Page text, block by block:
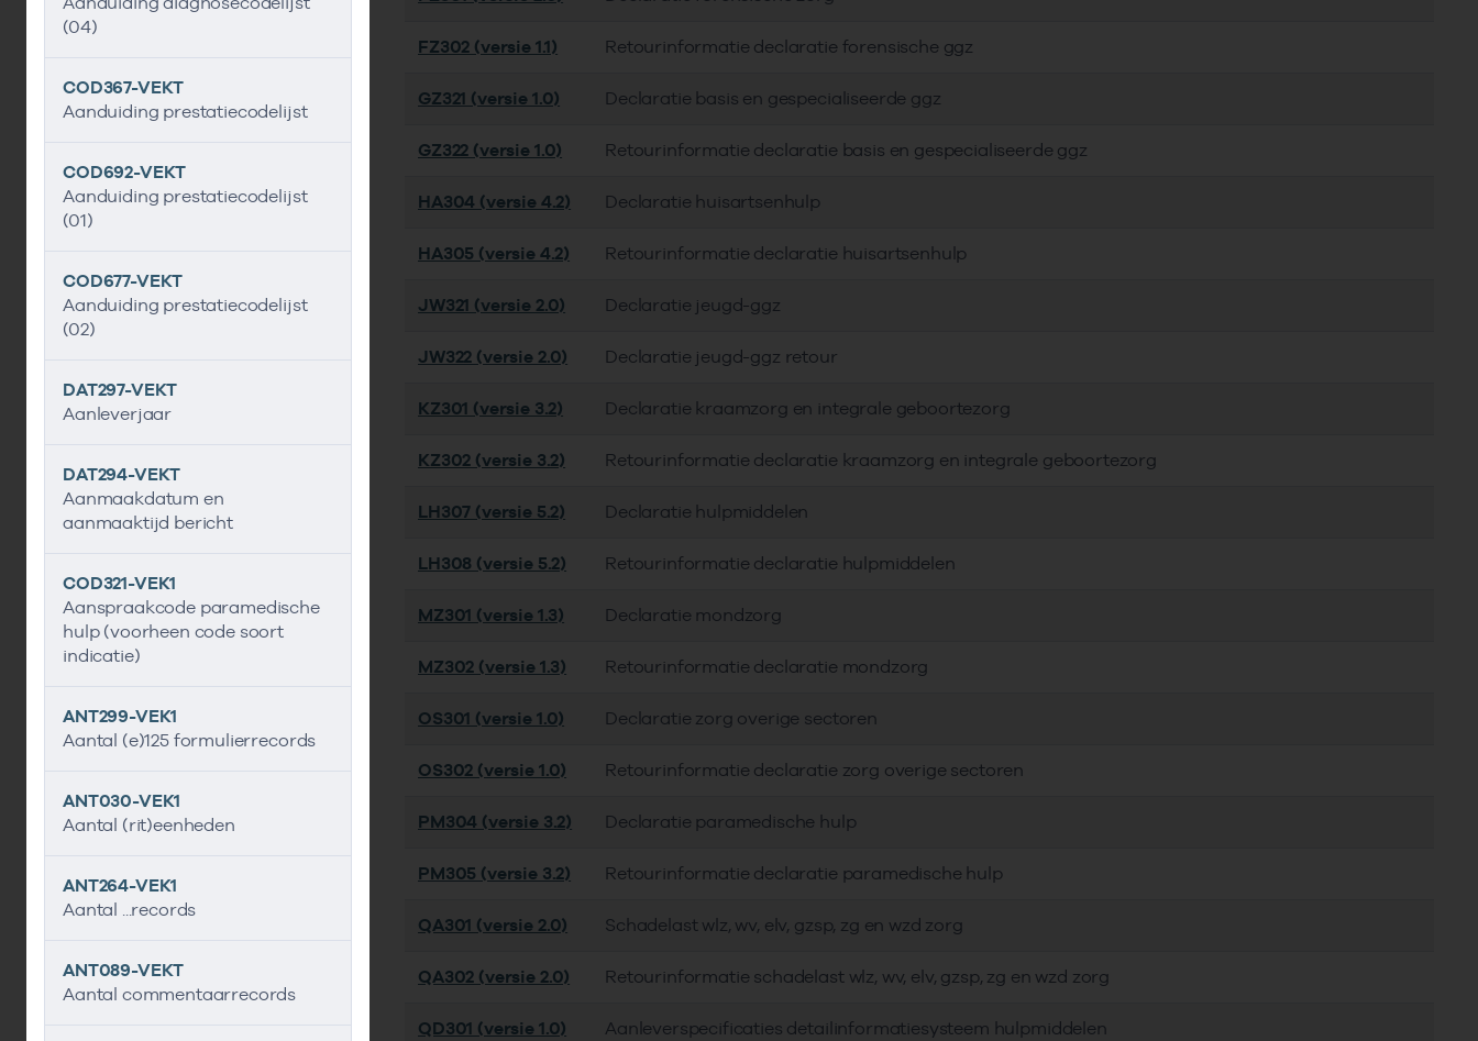
(04)
COD367-VEKT
Aanduiding prestatiecodelijst
COD692-VEKT
Aanduiding prestatiecodelijst
(01)
COD677-VEKT
Aanduiding prestatiecodelijst
(02)
DAT297-VEKT
Aanleverjaar
DAT294-VEKT
Aanmaakdatum en
aanmaaktijd bericht
COD321-VEK1
Aanspraakcode paramedische
hulp (voorheen code soort
indicatie)
ANT299-VEK1
Aantal (e)125 formulierrecords
ANT030-VEK1
Aantal (rit)eenheden
ANT264-VEK1
Aantal ...records
ANT089-VEKT
Aantal commentaarrecords
FZ302 (versie 1.1) Retourinformatie declaratie forensische ggz
GZ321 (versie 1.0) Declaratie basis en gespecialiseerde ggz
GZ322 (versie 1.0) Retourinformatie declaratie basis en gespecialiseerde ggz
HA304 (versie 4.2) Declaratie huisartsenhulp
HA305 (versie 4.2) Retourinformatie declaratie huisartsenhulp
JW321 (versie 2.0) Declaratie jeugd-ggz
JW322 (versie 2.0) Declaratie jeugd-ggz retour
KZ301 (versie 3.2) Declaratie kraamzorg en integrale geboortezorg
KZ302 (versie 3.2) Retourinformatie declaratie kraamzorg en integrale geboortezorg
LH307 (versie 5.2) Declaratie hulpmiddelen
LH308 (versie 5.2) Retourinformatie declaratie hulpmiddelen
MZ301 (versie 1.3) Declaratie mondzorg
MZ302 (versie 1.3) Retourinformatie declaratie mondzorg
OS301 (versie 1.0) Declaratie zorg overige sectoren
OS302 (versie 1.0) Retourinformatie declaratie zorg overige sectoren
PM304 (versie 3.2) Declaratie paramedische hulp
PM305 (versie 3.2) Retourinformatie declaratie paramedische hulp
QA301 (versie 2.0) Schadelast wlz, wv, elv, gzsp, zg en wzd zorg
QA302 (versie 2.0) Retourinformatie schadelast wlz, wv, elv, gzsp, zg en wzd zorg
QD301 (versie 1.0) Aanleverspecificaties detailinformatiesysteem hulpmiddelen